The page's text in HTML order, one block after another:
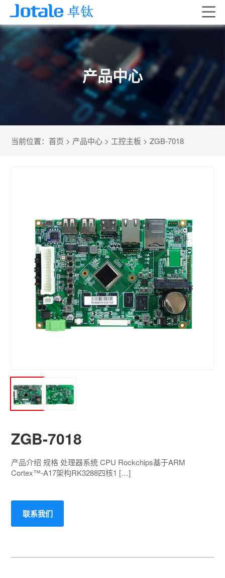
产品中心
当前位置：首页 > 产品中心 > 工控主板 >ZGB-7018
ZGB-7018
产品介绍 规格 处理器系统 CPU Rockchips基于ARM
Cortex™-A17架构RK3288四核1 […]
联系我们